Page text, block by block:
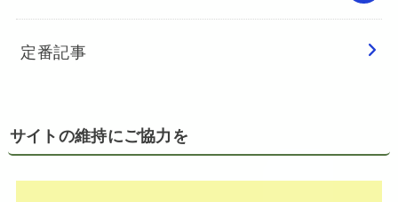
定番記事
サイトの維持にご協力を